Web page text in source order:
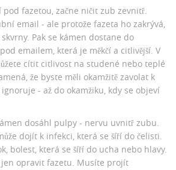
pod fazetou, začne ničit zub zevnitř.
email - ale protože fazeta ho zakrývá,
Pak se kámen dostane do
emailem, která je měkčí a citlivější. V
cítit citlivost na studené nebo teplé
že byste měli okamžitě zavolat k
- až do okamžiku, kdy se objeví
dosáhl pulpy - nervu uvnitř zubu.
dojít k infekci, která se šíří do čelisti.
bolest, která se šíří do ucha nebo hlavy.
jen opravit fazetu. Musíte projít